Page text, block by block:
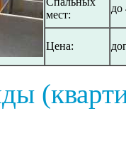
мест:
до
Цена: